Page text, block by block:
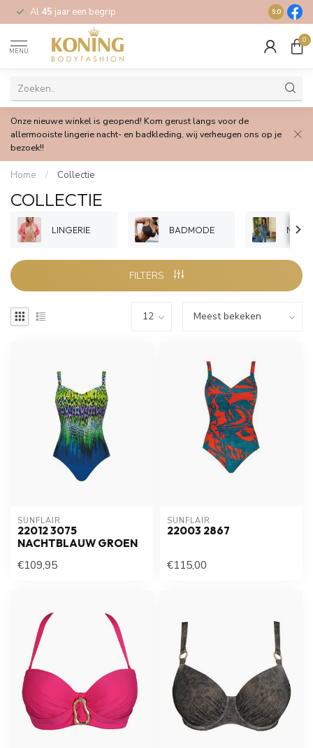
Al 45 jaar een begrip Gratis
9.0
MENU
0
Onze nieuwe winkel is geopend! Kom gerust langs voor de
allermooiste lingerie nacht- en badkleding, wij verheugen ons op je
bezoek!!
Home / Collectie
COLLECTIE
LINGERIE BADMODE
FILTERS
SUNFLAIR
22012 3075
NACHTBLAUW GROEN
€109,95
SUNFLAIR
22003 2867
€115,00